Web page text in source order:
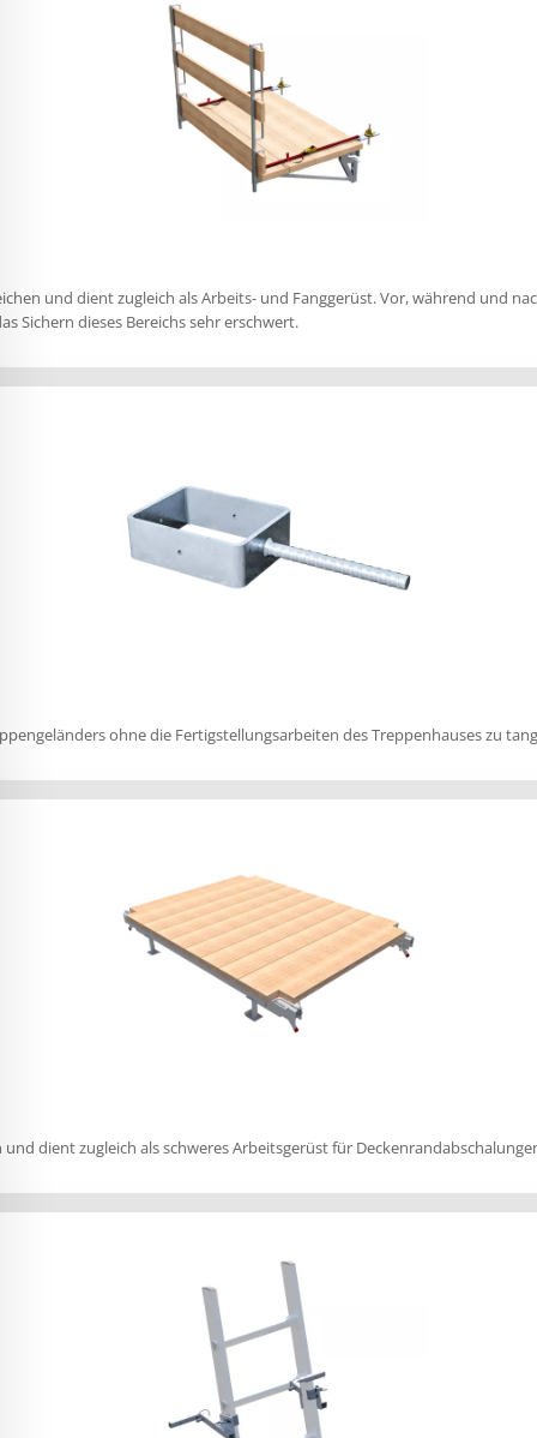
und dient zugleich als Arbeits- und Fanggerüst. Vor, während und
Sichern dieses Bereichs sehr erschwert.
ohne die Fertigstellungsarbeiten des Treppenhauses zu
dient zugleich als schweres Arbeitsgerüst für